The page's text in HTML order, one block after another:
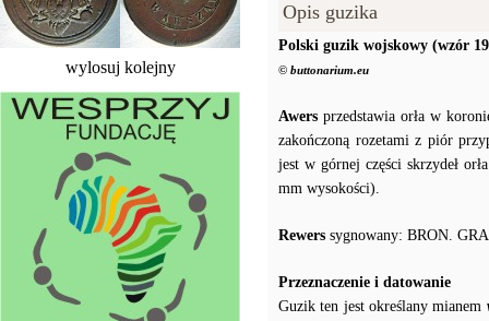
wylosuj kolejny
Opis guzika
Polski guzik wojskowy (wzór
© buttonarium.eu
Awers przedstawia orła w
zakończoną rozetami z piór
jest w górnej części skrzydeł
mm wysokości).
Rewers sygnowany: BRON.
Przeznaczenie i datowanie
Guzik ten jest określany mianem